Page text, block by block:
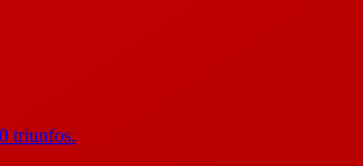
triunfos.